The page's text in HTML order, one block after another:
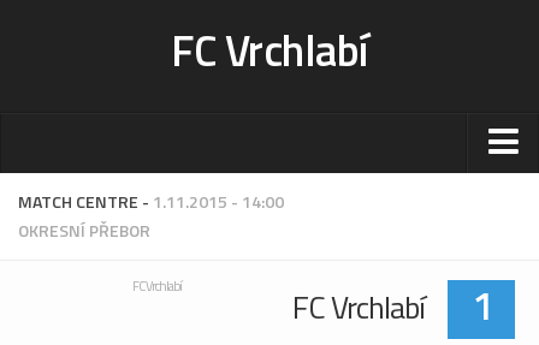
FC Vrchlabí
Stadion
Sportoviště
Kontakt-rezervace
MATCH CENTRE - 1.11.2015 - 14:00
OKRESNÍ PŘEBOR
FC Vrchlabí
FC Vrchlabí 1